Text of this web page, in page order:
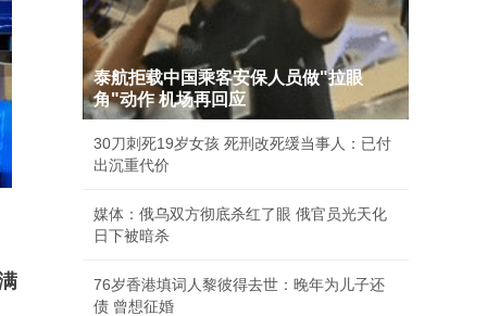
泰航拒载中国乘客安保人员做"拉眼
角"动作 机场再回应
30刀刺死19岁女孩 死刑改死缓当事人：已付
出沉重代价
媒体：俄乌双方彻底杀红了眼 俄官员光天化
日下被暗杀
76岁香港填词人黎彼得去世：晚年为儿子还
债 曾想征婚